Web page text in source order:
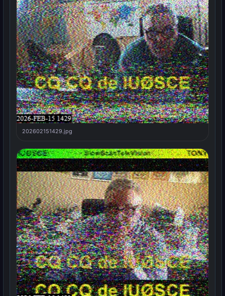
202602151429.jpg